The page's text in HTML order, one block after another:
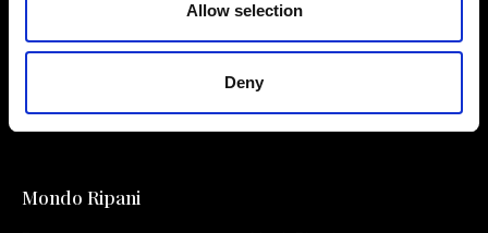
Allow selection
Deny
Entra nella Community
Mondo Ripani